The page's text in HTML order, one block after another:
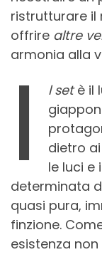
ristrutturare
offrire altre
armonia alla
I l setè il
dietro
le luci e
determinata
quasi pura,
finzione.
esistenza